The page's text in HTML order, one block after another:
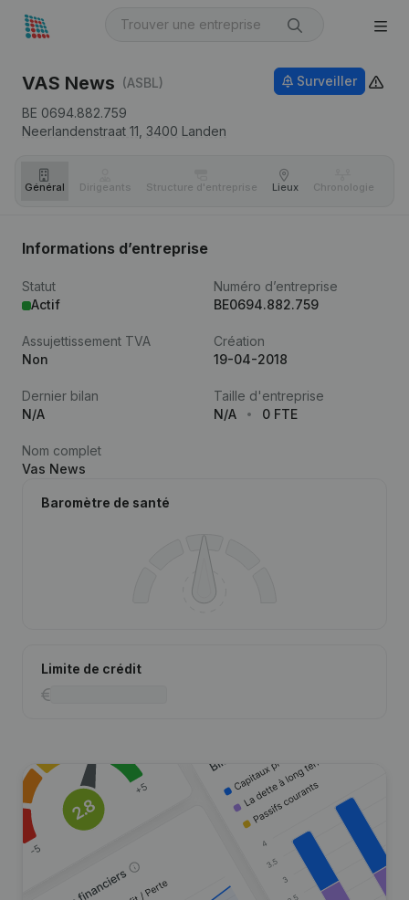
VAS News (ASBL)
BE 0694.882.759
Neerlandenstraat 11, 3400 Landen
Surveiller
Général Dirigeants Structure d'entreprise Lieux Chronologie
Informations d’entreprise
Statut
Actif
Numéro d’entreprise
BE0694.882.759
Assujettissement TVA
Non
Création
19-04-2018
Dernier bilan
N/A
Taille d'entreprise
N/A
0 FTE
Nom complet
Vas News
Baromètre de santé
Limite de crédit